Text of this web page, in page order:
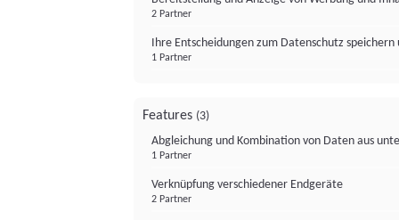
2 Partner
Ihre Entscheidungen zum Datenschutz
1 Partner
Features (3)
Abgleichung und Kombination von Daten aus
1 Partner
Verknüpfung verschiedener Endgeräte
2 Partner